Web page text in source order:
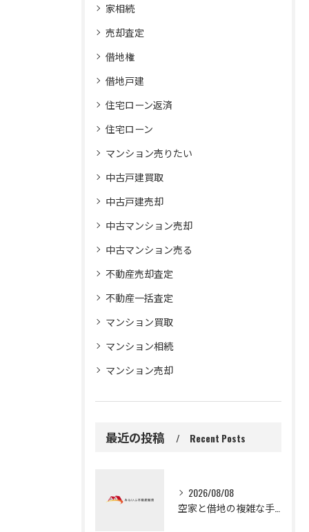
家相続
売却査定
借地権
借地戸建
住宅ローン返済
住宅ローン
マンション売りたい
中古戸建買取
中古戸建売却
中古マンション売却
中古マンション売る
不動産売却査定
不動産一括査定
マンション買取
マンション相続
マンション売却
最近の投稿 Recent Posts
2026/08/08